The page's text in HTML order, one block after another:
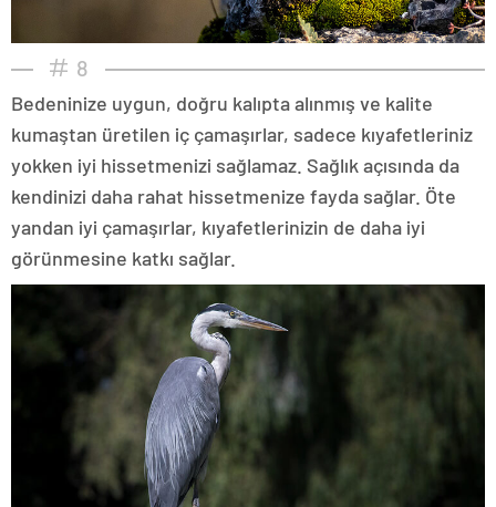
8
Bedeninize uygun, doğru kalıpta alınmış ve kalite
kumaştan üretilen iç çamaşırlar, sadece kıyafetleriniz
yokken iyi hissetmenizi sağlamaz. Sağlık açısında da
kendinizi daha rahat hissetmenize fayda sağlar. Öte
yandan iyi çamaşırlar, kıyafetlerinizin de daha iyi
görünmesine katkı sağlar.